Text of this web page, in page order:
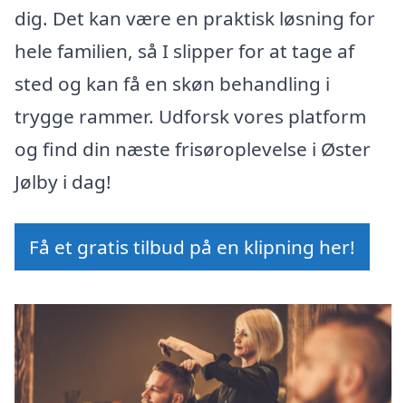
dig. Det kan være en praktisk løsning for
hele familien, så I slipper for at tage af
sted og kan få en skøn behandling i
trygge rammer. Udforsk vores platform
og find din næste frisøroplevelse i Øster
Jølby i dag!
Få et gratis tilbud på en klipning her!